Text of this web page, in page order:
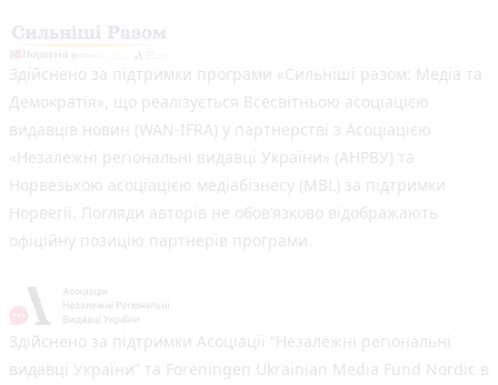
Здійснено за підтримки програми «Сильніші разом: Медіа та
Демократія», що реалізується Всесвітньою асоціацією
видавців новин (WAN-IFRA) у партнерстві з Асоціацією
«Незалежні регіональні видавці України» (АНРВУ) та
Норвезькою асоціацією медіабізнесу (MBL) за підтримки
Норвегії. Погляди авторів не обов’язково відображають
офіційну позицію партнерів програми.
Здійснено за підтримки Асоціації “Незалежні регіональні
видавці України” та Foreningen Ukrainian Media Fund Nordic в